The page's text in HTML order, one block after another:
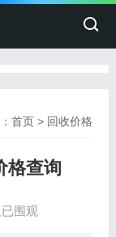
首页 > 回收价格
格查询
已围观